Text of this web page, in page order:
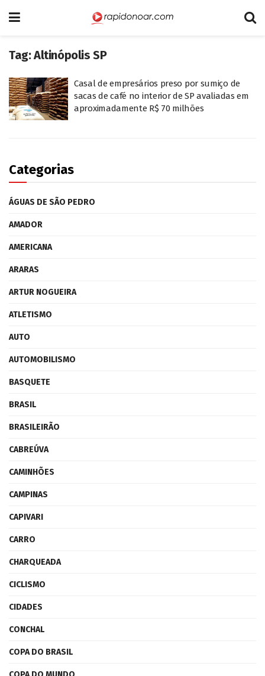
Tag:Altinópolis SP
Casal de empresários preso por sumiço de
sacas de café no interior de SP avaliadas em
aproximadamente R$ 70 milhões
Categorias
ÁGUAS DE SÃO PEDRO
AMADOR
AMERICANA
ARARAS
ARTUR NOGUEIRA
ATLETISMO
AUTO
AUTOMOBILISMO
BASQUETE
BRASIL
BRASILEIRÃO
CABREÚVA
CAMINHÕES
CAMPINAS
CAPIVARI
CARRO
CHARQUEADA
CICLISMO
CIDADES
CONCHAL
COPA DO BRASIL